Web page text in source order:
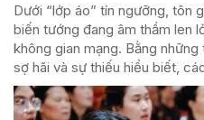
Dưới “lớp áo” tín ngưỡng, tôn
biến tướng đang âm thầm len
không gian mạng. Bằng
sợ hãi và sự thiếu hiểu biết,